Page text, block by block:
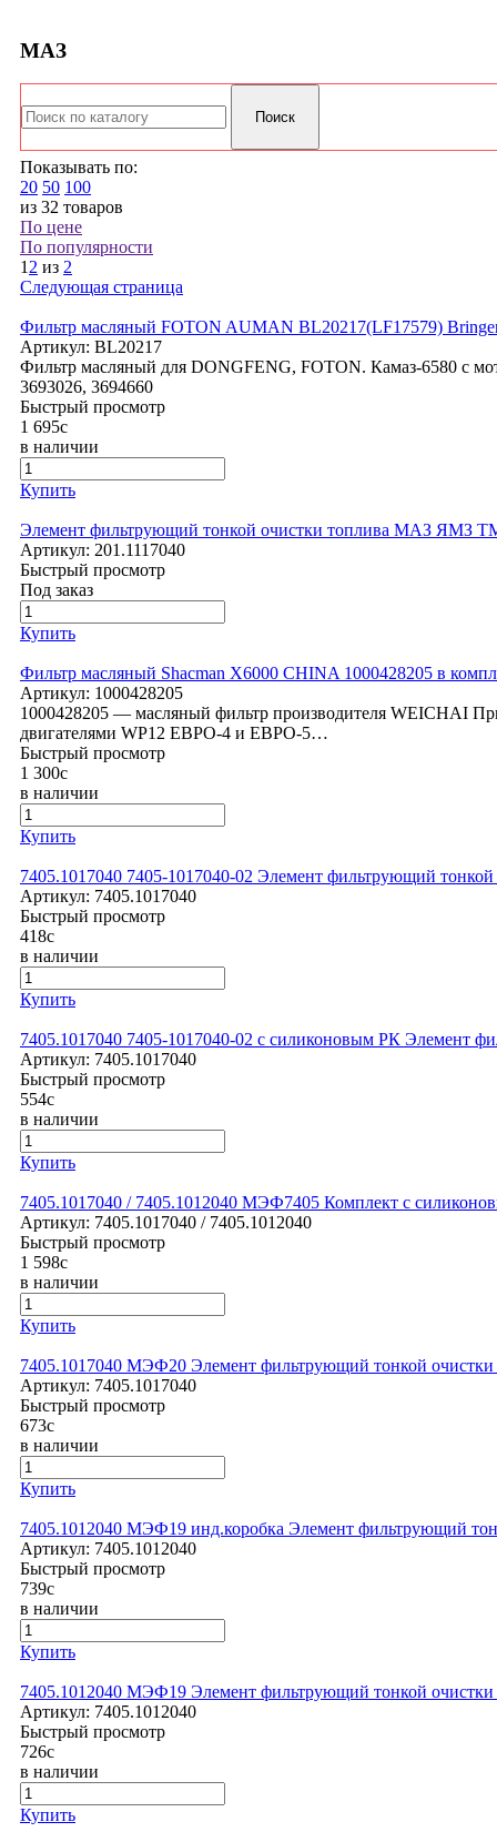
МАЗ
Показывать по:
20 50 100
из 32 товаров
По цене
По популярности
12 из 2
Следующая страница
Фильтр масляный FOTON AUMAN BL20217(LF17579)
Артикул: BL20217
Фильтр масляный для DONGFENG, FOTON. Камаз-6580 с
3693026, 3694660
Быстрый просмотр
1 695c
в наличии
Купить
Элемент фильтрующий тонкой очистки топлива МАЗ ЯМЗ
Артикул: 201.1117040
Быстрый просмотр
Под заказ
Купить
Фильтр масляный Shacman X6000 CHINA 1000428205 в
Артикул: 1000428205
1000428205 — масляный фильтр производителя WEICHAI
двигателями WP12 ЕВРО-4 и ЕВРО-5…
Быстрый просмотр
1 300c
в наличии
Купить
7405.1017040 7405-1017040-02 Элемент фильтрующий тонкой
Артикул: 7405.1017040
Быстрый просмотр
418c
в наличии
Купить
7405.1017040 7405-1017040-02 с силиконовым РК Элемент
Артикул: 7405.1017040
Быстрый просмотр
554c
в наличии
Купить
7405.1017040 / 7405.1012040 МЭФ7405 Комплект с
Артикул: 7405.1017040 / 7405.1012040
Быстрый просмотр
1 598c
в наличии
Купить
7405.1017040 МЭФ20 Элемент фильтрующий тонкой очистки
Артикул: 7405.1017040
Быстрый просмотр
673c
в наличии
Купить
7405.1012040 МЭФ19 инд.коробка Элемент фильтрующий
Артикул: 7405.1012040
Быстрый просмотр
739c
в наличии
Купить
7405.1012040 МЭФ19 Элемент фильтрующий тонкой очистки
Артикул: 7405.1012040
Быстрый просмотр
726c
в наличии
Купить